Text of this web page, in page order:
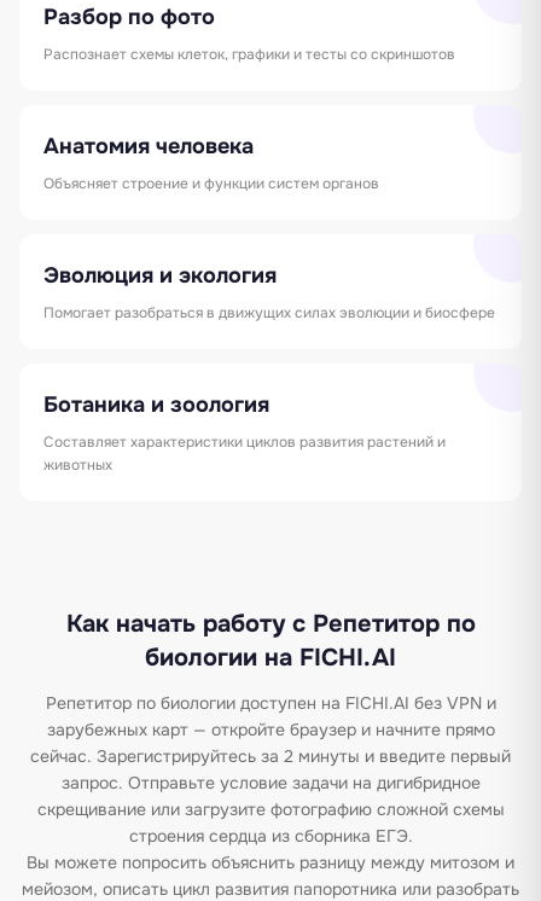
Разбор по фото
Распознает схемы клеток, графики и тесты со скриншотов
Анатомия человека
Объясняет строение и функции систем органов
Эволюция и экология
Помогает разобраться в движущих силах эволюции и биосфере
Ботаника и зоология
Составляет характеристики циклов развития растений и
животных
Как начать работу с Репетитор по
биологии на FICHI.AI
Репетитор по биологии доступен на FICHI.AI без VPN и
зарубежных карт — откройте браузер и начните прямо
сейчас. Зарегистрируйтесь за 2 минуты и введите первый
запрос. Отправьте условие задачи на дигибридное
скрещивание или загрузите фотографию сложной схемы
строения сердца из сборника ЕГЭ.
Вы можете попросить объяснить разницу между митозом и
мейозом, описать цикл развития папоротника или разобрать